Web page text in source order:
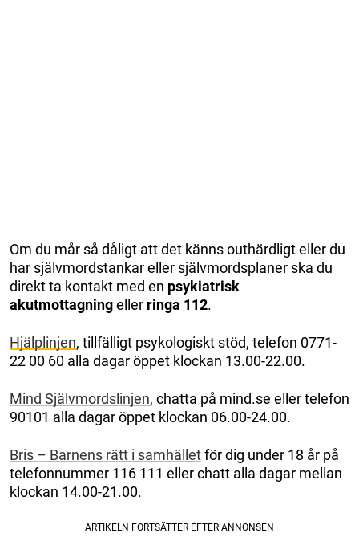
Om du mår så dåligt att det känns outhärdligt eller du
har självmordstankar eller självmordsplaner ska du
direkt ta kontakt med en psykiatrisk
akutmottagningeller ringa 112.
Hjälplinjen, tillfälligt psykologiskt stöd, telefon 0771-
22 00 60 alla dagar öppet klockan 13.00-22.00.
Mind Självmordslinjen, chatta på mind.se eller telefon
90101 alla dagar öppet klockan 06.00-24.00.
Bris – Barnens rätt i samhälletför dig under 18 år på
telefonnummer 116 111 eller chatt alla dagar mellan
klockan 14.00-21.00.